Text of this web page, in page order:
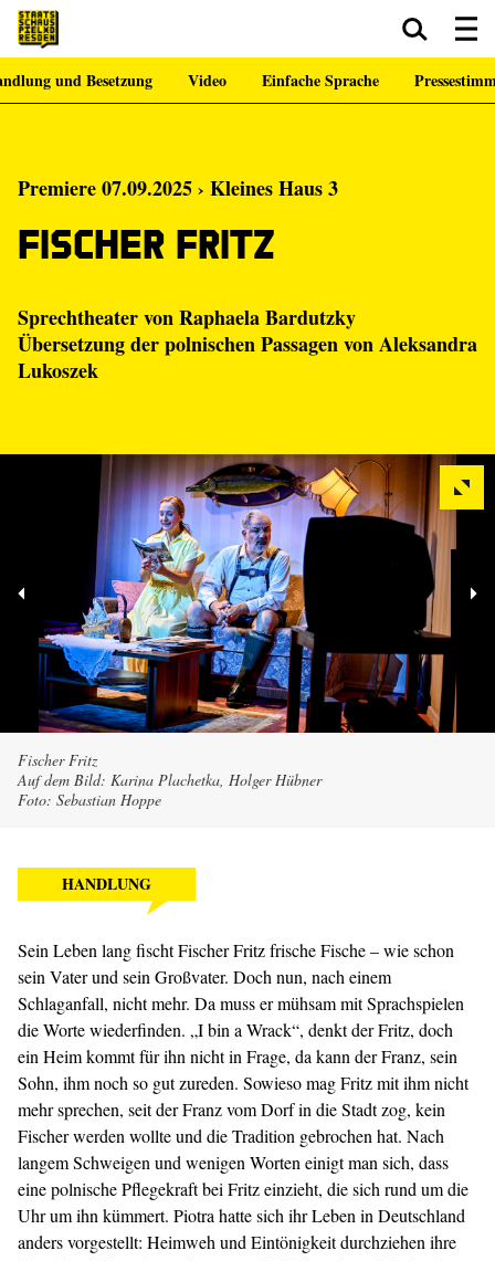
Zum Hauptinhalt springen Zum Footer springen
und Besetzung Video Einfache Sprache
Premiere 07.09.2025 › Kleines Haus 3
Fischer Fritz
Sprechtheater von Raphaela Bardutzky
Übersetzung der polnischen Passagen von Aleksandra
Lukoszek
Fischer Fritz
Auf dem Bild: Karina Plachetka, Holger Hübner
Foto: Sebastian Hoppe
HANDLUNG
Sein Leben lang fischt Fischer Fritz frische Fische – wie schon
sein Vater und sein Großvater. Doch nun, nach einem
Schlaganfall, nicht mehr. Da muss er mühsam mit Sprachspielen
die Worte wiederfinden. „I bin a Wrack“, denkt der Fritz, doch
ein Heim kommt für ihn nicht in Frage, da kann der Franz, sein
Sohn, ihm noch so gut zureden. Sowieso mag Fritz mit ihm nicht
mehr sprechen, seit der Franz vom Dorf in die Stadt zog, kein
Fischer werden wollte und die Tradition gebrochen hat. Nach
langem Schweigen und wenigen Worten einigt man sich, dass
eine polnische Pflegekraft bei Fritz einzieht, die sich rund um die
Uhr um ihn kümmert. Piotra hatte sich ihr Leben in Deutschland
anders vorgestellt: Heimweh und Eintönigkeit durchziehen ihre